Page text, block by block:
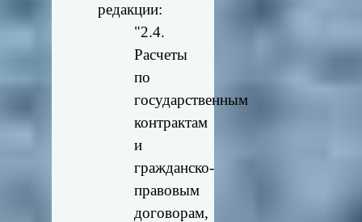
редакции:
"2.4.
Расчеты
по
государственным
контрактам
и
гражданско-
правовым
договорам,